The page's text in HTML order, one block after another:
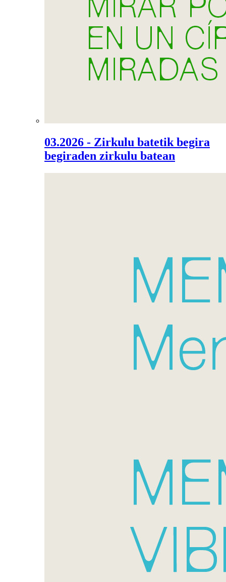
03.2026 - Zirkulu batetik begira
begiraden zirkulu batean